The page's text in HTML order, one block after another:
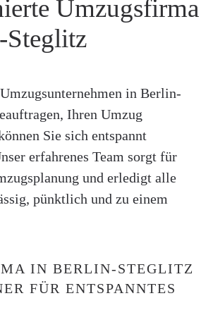
Umzugsfirma
in Berlin-
Ihren Umzug
Sie sich entspannt
erfahrenes Team sorgt für
und erledigt alle
pünktlich und zu einem
IN BERLIN-STEGLITZ
FÜR ENTSPANNTES